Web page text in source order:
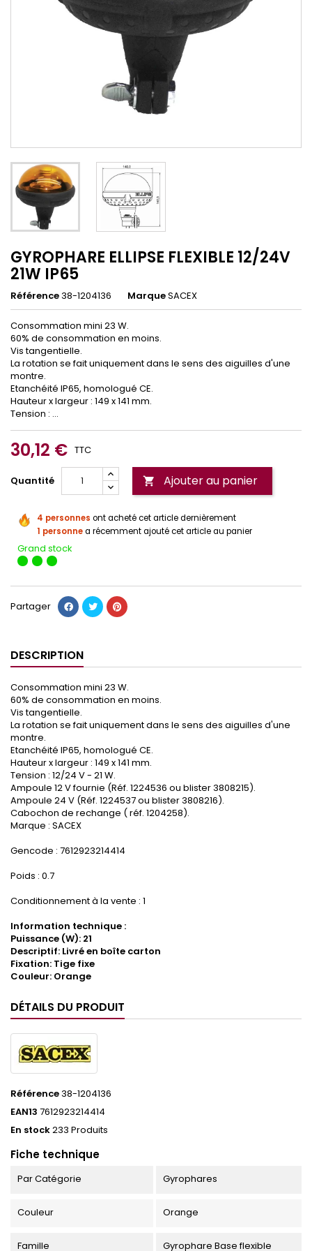
GYROPHARE ELLIPSE FLEXIBLE 12/24V
21W IP65
Référence38-1204136 MarqueSACEX
Consommation mini 23 W.
60% de consommation en moins.
Vis tangentielle.
La rotation se fait uniquement dans le sens des aiguilles d'une
montre.
Etanchéité IP65, homologué CE.
Hauteur x largeur : 149 x 141 mm.
Tension : ...
30,12 € TTC
Quantité  Ajouter au panier
4 personnes ont acheté cet article dernièrement
1 personnea récemment ajouté cet article au panier
Grand stock
Partager
DESCRIPTION
Consommation mini 23 W.
60% de consommation en moins.
Vis tangentielle.
La rotation se fait uniquement dans le sens des aiguilles d'une
montre.
Etanchéité IP65, homologué CE.
Hauteur x largeur : 149 x 141 mm.
Tension : 12/24 V - 21 W.
Ampoule 12 V fournie (Réf. 1224536 ou blister 3808215).
Ampoule 24 V (Réf. 1224537 ou blister 3808216).
Cabochon de rechange ( réf. 1204258).
Marque : SACEX
Gencode : 7612923214414
Poids : 0.7
Conditionnement à la vente : 1
Information technique :
Puissance (W): 21
Descriptif: Livré en boîte carton
Fixation: Tige fixe
Couleur: Orange
DÉTAILS DU PRODUIT
Référence38-1204136
EAN13 7612923214414
En stock233 Produits
Fiche technique
Par Catégorie Gyrophares
Couleur Orange
Famille Gyrophare Base flexible